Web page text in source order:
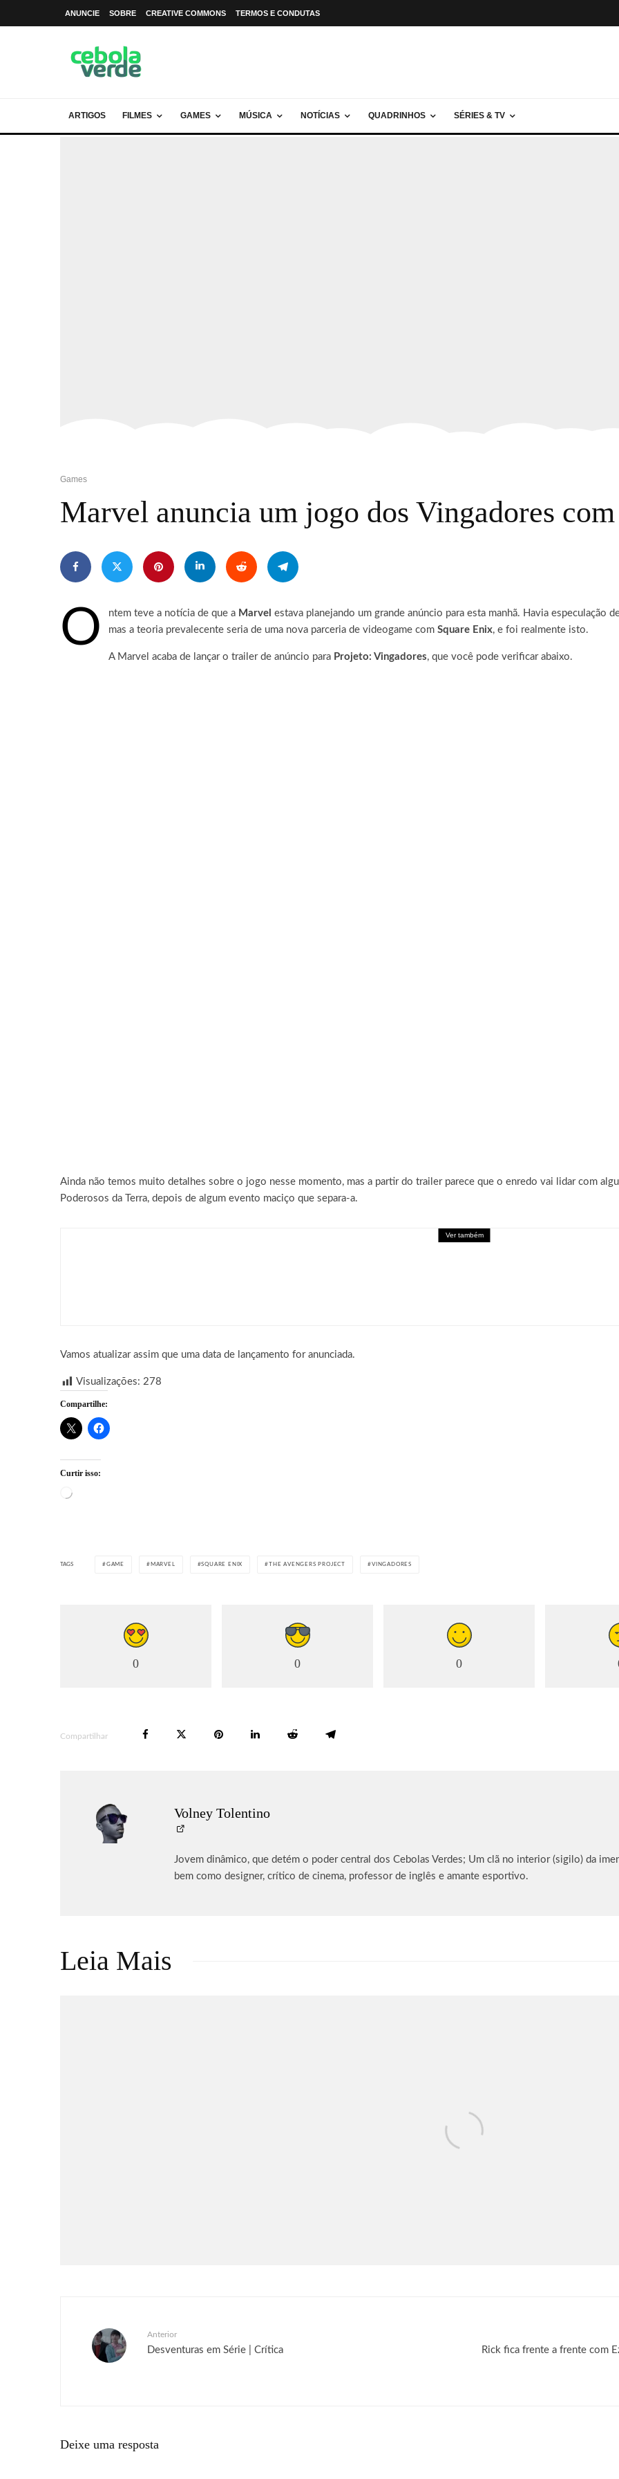
ANUNCIE SOBRE CREATIVE COMMONS TERMOS E CONDUTAS
ARTIGOS FILMES GAMES MÚSICA NOTÍCIAS QUADRINHOS SÉRIES & TV
Games
Marvel anuncia um jogo dos Vingadores
O ntem teve a notícia de que a Marvel estava planejando um grande anúncio para esta manhã. Havia especulação
mas a teoria prevalecente seria de uma nova parceria de videogame com Square Enix, e foi realmente isto.
A Marvel acaba de lançar o trailer de anúncio para Projeto: Vingadores, que você pode verificar abaixo.
Ainda não temos muito detalhes sobre o jogo nesse momento, mas a partir do trailer parece que o enredo vai lidar com
Poderosos da Terra, depois de algum evento maciço que separa-a.
Ver também
Vamos atualizar assim que uma data de lançamento for anunciada.
Visualizações: 278
Compartilhe:
Curtir isso:
Carregando...
TAGS GAME MARVEL SQUARE ENIX THE AVENGERS PROJECT VINGADORES
0 0 0
Compartilhar
Volney Tolentino
Jovem dinâmico, que detém o poder central dos Cebolas Verdes; Um clã no interior (sigilo) da
bem como designer, crítico de cinema, professor de inglês e amante esportivo.
Leia Mais
Anterior
Desventuras em Série | Crítica Rick fica frente a frente com
Deixe uma resposta